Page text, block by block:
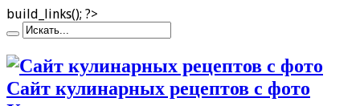
build_links(); ?>
Сайт кулинарных рецептов с фото